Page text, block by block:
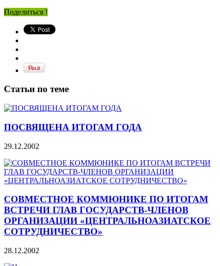
Поделиться !
Статьи по теме
ПОСВЯЩЕНА ИТОГАМ ГОДА
29.12.2002
СОВМЕСТНОЕ КОММЮНИКЕ ПО ИТОГАМ
ВСТРЕЧИ ГЛАВ ГОСУДАРСТВ-ЧЛЕНОВ
ОРГАНИЗАЦИИ «ЦЕНТРАЛЬНОАЗИАТСКОЕ
СОТРУДНИЧЕСТВО»
28.12.2002